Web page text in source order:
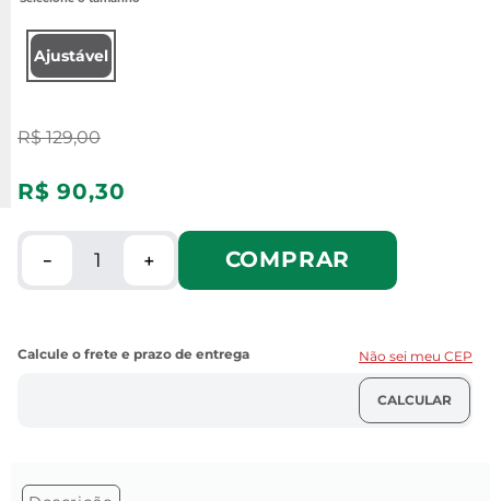
Ajustável
R$ 129,00
R$ 90,30
＋
－ COMPRAR
Não sei meu CEP